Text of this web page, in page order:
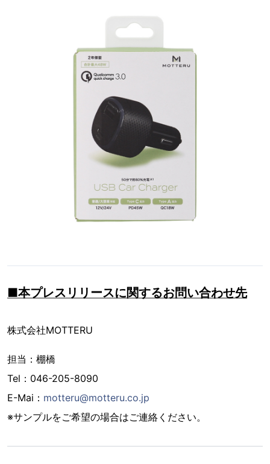
■本プレスリリースに関するお問い合わせ先
株式会社MOTTERU
担当：棚橋
Tel：046-205-8090
E-Mai： motteru@motteru.co.jp
※サンプルをご希望の場合はご連絡ください。